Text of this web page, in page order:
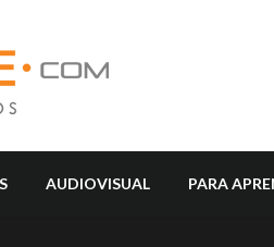
AUDIOVISUAL PARA